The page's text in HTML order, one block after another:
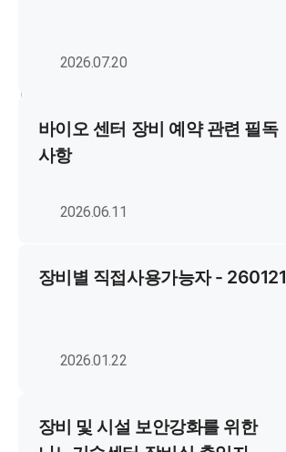
Tubular Continuous Centrifuge
2026.07.20
바이오 센터 장비 예약 관련 필독
사항
2026.06.11
장비별 직접사용가능자 - 260121
2026.01.22
장비 및 시설 보안강화를 위한